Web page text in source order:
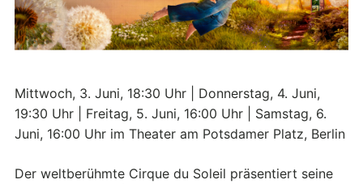
Mittwoch, 3. Juni, 18:30 Uhr | Donnerstag, 4. Juni,
19:30 Uhr | Freitag, 5. Juni, 16:00 Uhr | Samstag, 6.
Juni, 16:00 Uhr im Theater am Potsdamer Platz, Berlin
Der weltberühmte Cirque du Soleil präsentiert seine